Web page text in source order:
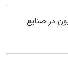
در صنایع